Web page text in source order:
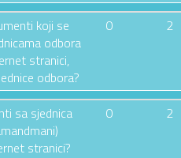
koji se
odbora
stranici,
odbora?
0 2
sa sjednica
stranici?
0 2